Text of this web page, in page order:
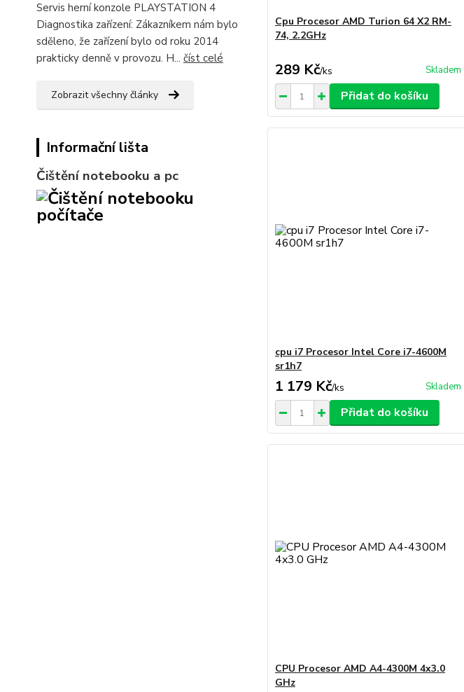
Servis herní konzole PLAYSTATION 4
Diagnostika zařízení: Zákazníkem nám bylo
sděleno, že zařízení bylo od roku 2014
prakticky denně v provozu. H... číst celé
Zobrazit všechny články
Informační lišta
Čištění notebooku a pc
Cpu Procesor AMD Turion 64 X2 RM-
74, 2.2GHz
289 Kč/ks Skladem
Přidat do košíku
cpu i7 Procesor Intel Core i7-4600M
sr1h7
1 179 Kč/ks Skladem
Přidat do košíku
CPU Procesor AMD A4-4300M 4x3.0
GHz